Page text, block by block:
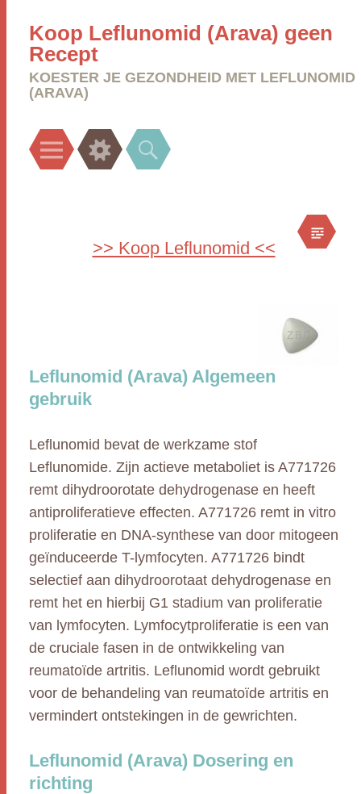
Koop Leflunomid (Arava) geen
Recept
KOESTER JE GEZONDHEID MET LEFLUNOMID
(ARAVA)
Menu Widgets Search
>> Koop Leflunomid <<
Leflunomid (Arava) Algemeen
gebruik
Leflunomid bevat de werkzame stof
Leflunomide. Zijn actieve metaboliet is A771726
remt dihydroorotate dehydrogenase en heeft
antiproliferatieve effecten. A771726 remt in vitro
proliferatie en DNA-synthese van door mitogeen
geïnduceerde T-lymfocyten. A771726 bindt
selectief aan dihydroorotaat dehydrogenase en
remt het en hierbij G1 stadium van proliferatie
van lymfocyten. Lymfocytproliferatie is een van
de cruciale fasen in de ontwikkeling van
reumatoïde artritis. Leflunomid wordt gebruikt
voor de behandeling van reumatoïde artritis en
vermindert ontstekingen in de gewrichten.
Leflunomid (Arava) Dosering en
richting